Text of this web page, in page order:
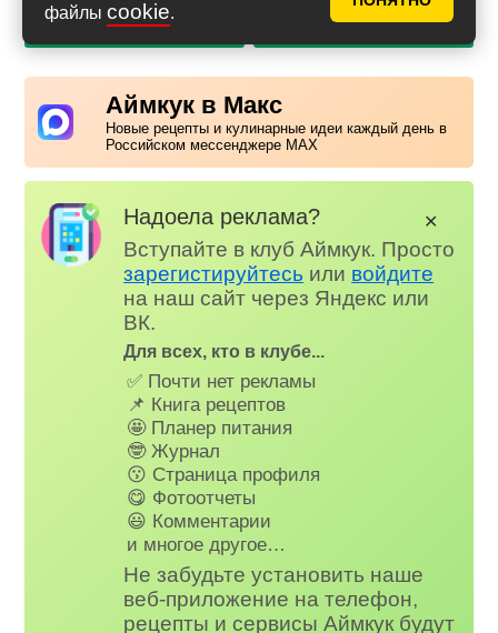
файлы cookie.
PDF с фото PDF без фото
Аймкук в Макс
Новые рецепты и кулинарные идеи каждый день в
Российском мессенджере MAX
Надоела реклама?
Вступайте в клуб Аймкук. Просто
зарегистируйтесь или войдите
на наш сайт через Яндекс или
ВК.
Для всех, кто в клубе...
✅ Почти нет рекламы
📌 Книга рецептов
🤩 Планер питания
🤓 Журнал
😗 Страница профиля
😋 Фотоотчеты
😃 Комментарии
и многое другое…
Не забудьте установить наше
веб-приложение на телефон,
рецепты и сервисы Аймкук будут
✕